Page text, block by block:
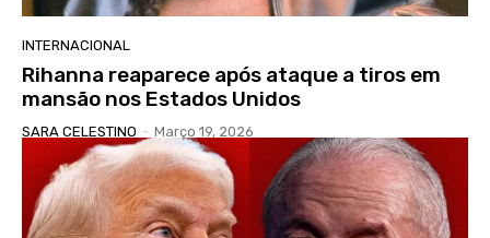
INTERNACIONAL
Rihanna reaparece após ataque a tiros em
mansão nos Estados Unidos
SARA CELESTINO - Março 19, 2026